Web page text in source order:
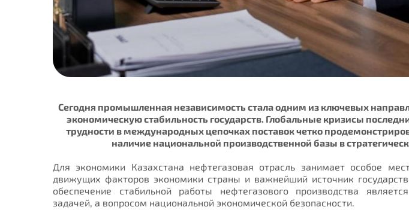
Сегодня промышленная независимость стала одним из ключевых
экономическую стабильность государств. Глобальные кризисы
трудности в международных цепочках поставок четко
наличие национальной производственной базы в
Для экономики Казахстана нефтегазовая отрасль занимает особое
движущих факторов экономики страны и важнейший источник
обеспечение стабильной работы нефтегазового производства
задачей, а вопросом национальной экономической безопасности.